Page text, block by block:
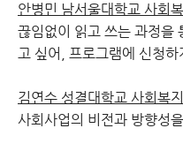
안병민 남서울대학교 사회
끊임없이 읽고 쓰는 과정을
고 싶어, 프로그램에 신청하
김연수 성결대학교 사회복
사회사업의 비전과 방향성